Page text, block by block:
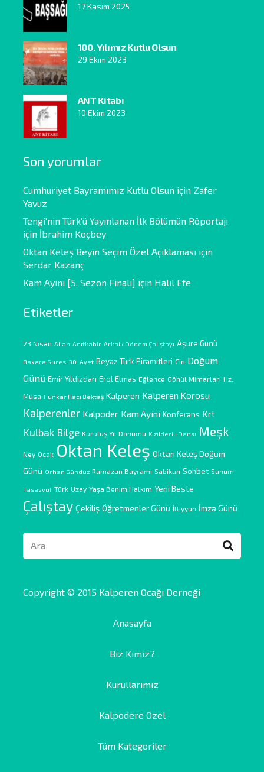
17 Kasım 2025
100. Yılımız Kutlu Olsun
29 Ekim 2023
ANT Kitabı
10 Ekim 2023
Son yorumlar
Cumhuriyet Bayramımız Kutlu Olsun için Zafer
Yavuz
Tengi’nin Türk’ü Yayınlanan İlk Bölümün Röportajı
için İbrahim Koçbey
Oktan Keleş Beyin Seçim Özel Açıklaması için
Serdar Kazanç
Kam Ayini [5. Sezon Finali] için Halil Efe
Etiketler
23 Nisan Allah Anıtkabir Arkaik Dönem Çalıştayı Aşure Günü
Bakara Suresi 30. Ayet Beyaz Türk Piramitleri Cin Doğum
Günü Emir Yıldızdan Erol Elmas Eğlence Gönül Mimarları Hz.
Musa Hünkar Hacı Bektaş Kalperen Kalperen Korosu
Kalperenler Kalpoder Kam Ayini Konferans Krt
Kulbak Bilge Kuruluş Yıl Dönümü Kızılderili Dansı Meşk
Ney Ocak Oktan Keleş Oktan Keleş Doğum
Günü Orhan Gündüz Ramazan Bayramı Sabikun Sohbet Sunum
Tasavvuf Türk Uzay Yaşa Benim Halkım Yeni Beste
Çalıştay Çekiliş Öğretmenler Günü İlliyyun İmza Günü
Copyright © 2015 Kalperen Ocağı Derneği
Anasayfa
Biz Kimiz?
Kurullarımız
Kalpodere Özel
Tüm Kategoriler